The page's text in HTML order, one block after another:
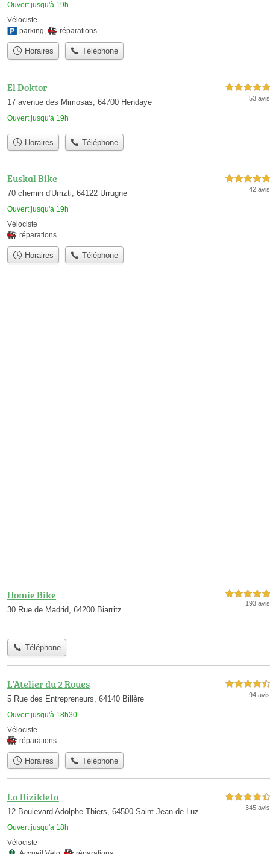
Ouvert jusqu'à 19h
Vélociste
parking, réparations
Horaires Téléphone
El Doktor
17 avenue des Mimosas, 64700 Hendaye
Ouvert jusqu'à 19h
5,0 étoiles sur 5
53 avis
Horaires Téléphone
Euskal Bike
70 chemin d'Urrizti, 64122 Urrugne
Ouvert jusqu'à 19h
5,0 étoiles sur 5
42 avis
Vélociste
réparations
Horaires Téléphone
Homie Bike
30 Rue de Madrid, 64200 Biarritz
5,0 étoiles sur 5
193 avis
Téléphone
L'Atelier du 2 Roues
5 Rue des Entrepreneurs, 64140 Billère
Ouvert jusqu'à 18h30
4,5 étoiles sur 5
94 avis
Vélociste
réparations
Horaires Téléphone
La Bizikleta
12 Boulevard Adolphe Thiers, 64500 Saint-Jean-de-Luz
Ouvert jusqu'à 18h
4,5 étoiles sur 5
345 avis
Vélociste